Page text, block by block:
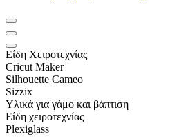
Είδη Xειροτεχνίας
Cricut Maker
Silhouette Cameo
Sizzix
Υλικά για γάμο και βάπτιση
Είδη χειροτεχνίας
Plexiglass